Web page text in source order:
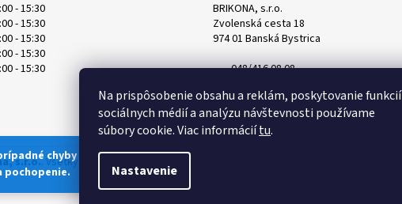
Na prispôsobenie obsahu a reklám, poskytovanie funkcií
sociálnych médií a analýzu návštevnosti používame
súbory cookie. Viac informáciítu.
Nastavenie
chyby a nedostatky sa
pochopenie.
- 15:30
- 15:30
- 15:30
- 15:30
- 15:30
BRIKONA, s.r.o.
Zvolenská cesta 18
974 01 Banská Bystrica
048/416 08 08
s.r.o.. Všetky práva vyhradené. Upraviť nastavenie cookies